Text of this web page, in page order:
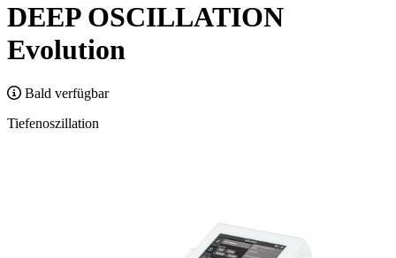
DEEP OSCILLATION
Evolution
Bald verfügbar
Tiefenoszillation